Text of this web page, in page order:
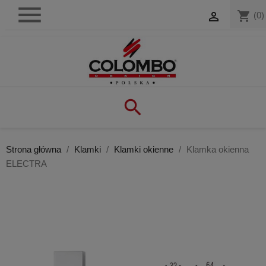
shopping_cart (0)



Strona główna Klamki Klamki okienne
Klamka okienna
ELECTRA